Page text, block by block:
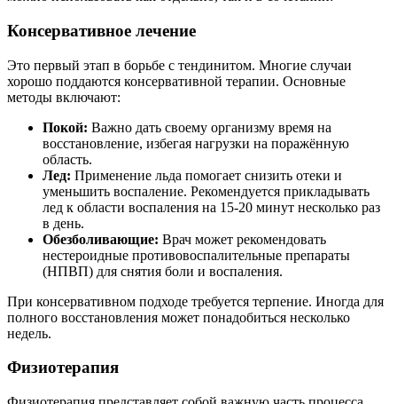
Консервативное лечение
Это первый этап в борьбе с тендинитом. Многие случаи
хорошо поддаются консервативной терапии. Основные
методы включают:
Покой: Важно дать своему организму время на
восстановление, избегая нагрузки на поражённую
область.
Лед: Применение льда помогает снизить отеки и
уменьшить воспаление. Рекомендуется прикладывать
лед к области воспаления на 15-20 минут несколько раз
в день.
Обезболивающие: Врач может рекомендовать
нестероидные противовоспалительные препараты
(НПВП) для снятия боли и воспаления.
При консервативном подходе требуется терпение. Иногда для
полного восстановления может понадобиться несколько
недель.
Физиотерапия